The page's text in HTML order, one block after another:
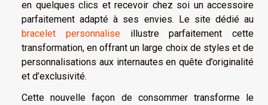
en quelques clics et recevoir chez soi un accessoire
parfaitement adapté à ses envies. Le site dédié au
bracelet personnaliseillustre parfaitement cette
transformation, en offrant un large choix de styles et de
personnalisations aux internautes en quête d’originalité
et d’exclusivité.
Cette nouvelle façon de consommer transforme le